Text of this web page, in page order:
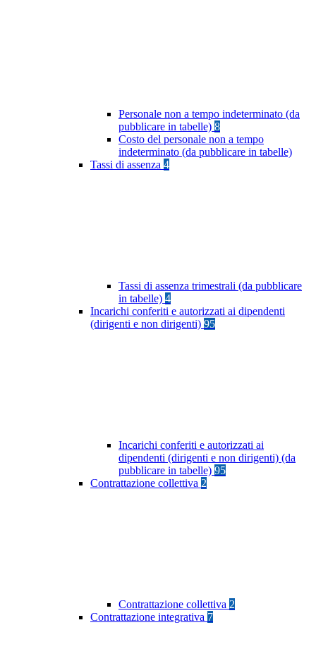
Personale non a tempo indeterminato (da
pubblicare in tabelle) 8
Costo del personale non a tempo
indeterminato (da pubblicare in tabelle)
Tassi di assenza 4
Tassi di assenza trimestrali (da pubblicare
in tabelle) 4
Incarichi conferiti e autorizzati ai dipendenti
(dirigenti e non dirigenti) 95
Incarichi conferiti e autorizzati ai
dipendenti (dirigenti e non dirigenti) (da
pubblicare in tabelle) 95
Contrattazione collettiva 2
Contrattazione collettiva 2
Contrattazione integrativa 7